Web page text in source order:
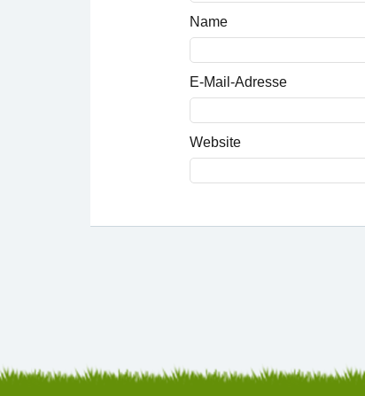
Name
E-Mail-Adresse
Website